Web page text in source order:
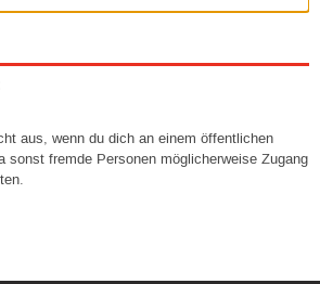
aus, wenn du dich an einem öffentlichen
sonst fremde Personen möglicherweise Zugang